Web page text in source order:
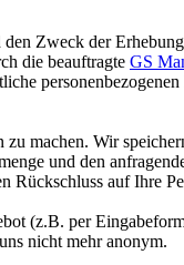
Zweck der
die beauftragte GS
zu machen. Wir
und den
Rückschluss auf
(z.B. per
nicht mehr anonym.